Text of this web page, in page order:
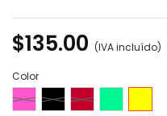
$135.00 (IVA incluído)
Color
Rosa Negro Rojo